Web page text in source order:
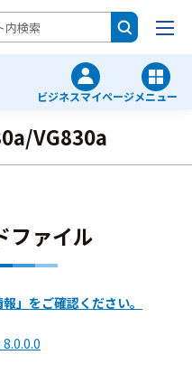
ビジネスマイページメニュー
VG830a
ファイル
」をご確認ください。